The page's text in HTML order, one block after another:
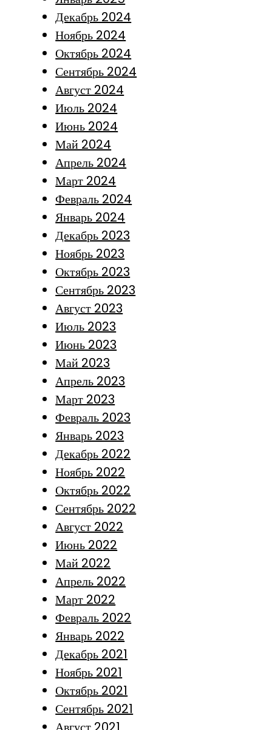
Декабрь 2024
Ноябрь 2024
Октябрь 2024
Сентябрь 2024
Август 2024
Июль 2024
Июнь 2024
Май 2024
Апрель 2024
Март 2024
Февраль 2024
Январь 2024
Декабрь 2023
Ноябрь 2023
Октябрь 2023
Сентябрь 2023
Август 2023
Июль 2023
Июнь 2023
Май 2023
Апрель 2023
Март 2023
Февраль 2023
Январь 2023
Декабрь 2022
Ноябрь 2022
Октябрь 2022
Сентябрь 2022
Август 2022
Июнь 2022
Май 2022
Апрель 2022
Март 2022
Февраль 2022
Январь 2022
Декабрь 2021
Ноябрь 2021
Октябрь 2021
Сентябрь 2021